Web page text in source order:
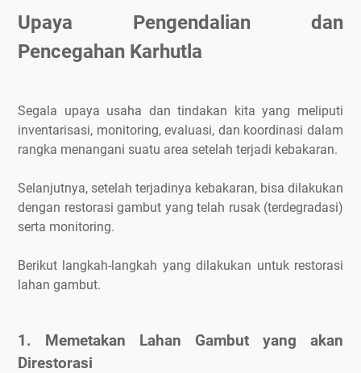
Upaya Pengendalian dan
Pencegahan Karhutla
Segala upaya usaha dan tindakan kita yang meliputi
inventarisasi, monitoring, evaluasi, dan koordinasi dalam
rangka menangani suatu area setelah terjadi kebakaran.
Selanjutnya, setelah terjadinya kebakaran, bisa dilakukan
dengan restorasi gambut yang telah rusak (terdegradasi)
serta monitoring.
Berikut langkah-langkah yang dilakukan untuk restorasi
lahan gambut.
1. Memetakan Lahan Gambut yang akan
Direstorasi